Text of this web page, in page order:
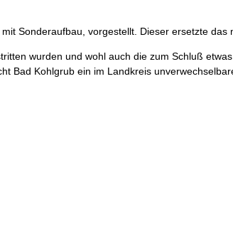
Sonderaufbau, vorgestellt. Dieser ersetzte
wurden und wohl auch die zum Schluß
Bad Kohlgrub ein im Landkreis